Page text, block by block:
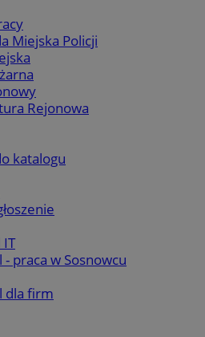
Miejska Policji
Rejonowa
katalogu
- praca w Sosnowcu
dla firm